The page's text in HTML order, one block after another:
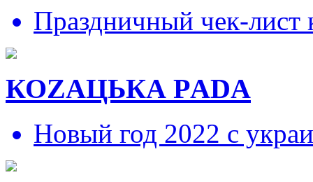
Праздничный чек-
КОZAЦЬКА РADA
Новый год 2022 с